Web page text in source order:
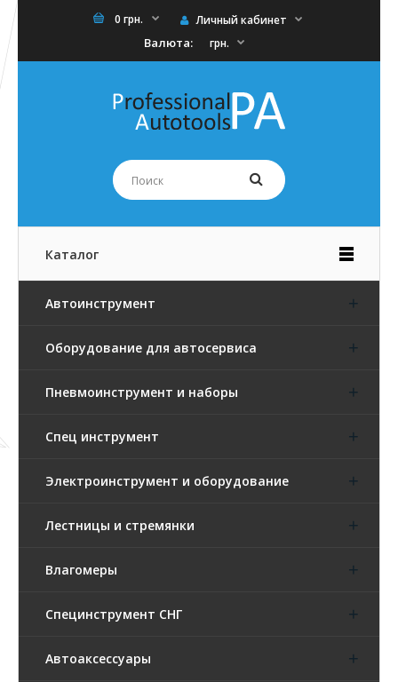
0 грн. Личный кабинет
Валюта: грн.
Каталог
Автоинструмент
Оборудование для автосервиса
Пневмоинструмент и наборы
Спец инструмент
Электроинструмент и оборудование
Лестницы и стремянки
Влагомеры
Специнструмент СНГ
Автоаксессуары